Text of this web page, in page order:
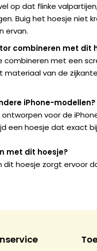
op dat flinke
Buig het hoesje niet
ervan.
combineren met dit
met een
van de
iPhone-modellen?
voor de
een hoesje dat exact
met dit hoesje?
dit hoesje zorgt ervoor